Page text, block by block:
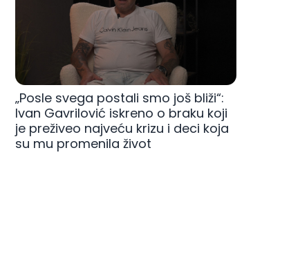
„Posle svega postali smo još bliži“:
Ivan Gavrilović iskreno o braku koji
je preživeo najveću krizu i deci koja
su mu promenila život